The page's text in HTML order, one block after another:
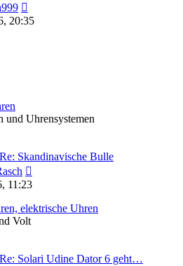
Beitrag
20:35
und Uhrensystemen
Re: Skandinavische Bulle
11:23
elektrische Uhren
Volt
Re: Solari Udine Dator 6 geht…